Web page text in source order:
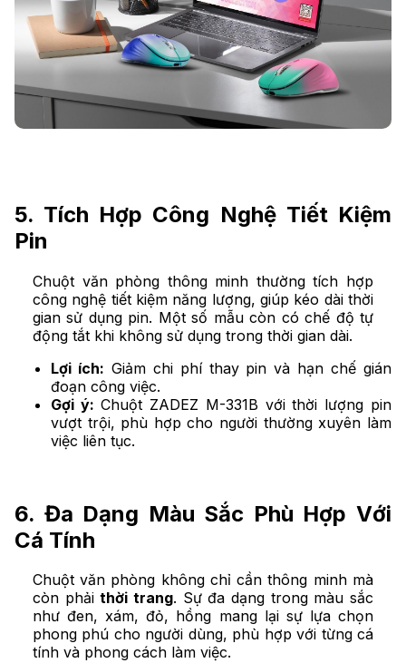
5. Tích Hợp Công Nghệ Tiết Kiệm
Pin
Chuột văn phòng thông minh thường tích hợp
công nghệ tiết kiệm năng lượng, giúp kéo dài thời
gian sử dụng pin. Một số mẫu còn có chế độ tự
động tắt khi không sử dụng trong thời gian dài.
Lợi ích: Giảm chi phí thay pin và hạn chế gián
đoạn công việc.
Gợi ý: Chuột ZADEZ M-331B với thời lượng pin
vượt trội, phù hợp cho người thường xuyên làm
việc liên tục.
6. Đa Dạng Màu Sắc Phù Hợp Với
Cá Tính
Chuột văn phòng không chỉ cần thông minh mà
còn phảithời trang. Sự đa dạng trong màu sắc
như đen, xám, đỏ, hồng mang lại sự lựa chọn
phong phú cho người dùng, phù hợp với từng cá
tính và phong cách làm việc.